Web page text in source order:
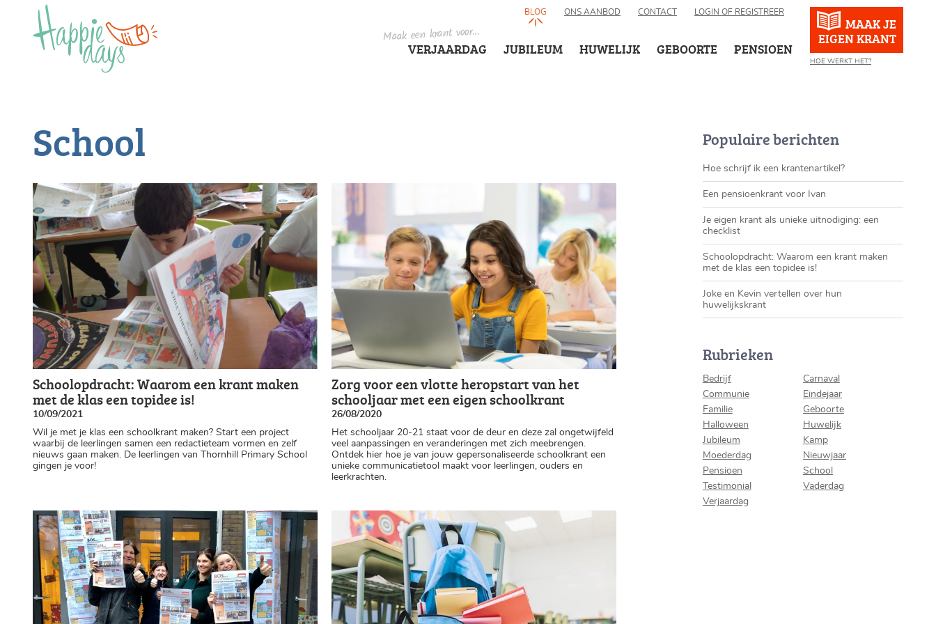
Maak een krant voor...
VERJAARDAG JUBILEUM HUWELIJK GEBOORTE PENSIOEN
MAAK JE
EIGEN KRANT
HOE WERKT HET?
BLOG ONS AANBOD CONTACT LOGIN OF REGISTREER
School
Schoolopdracht: Waarom een krant maken
met de klas een topidee is!
10/09/2021
Wil je met je klas een schoolkrant maken? Start een project
waarbij de leerlingen samen een redactieteam vormen en zelf
nieuws gaan maken. De leerlingen van Thornhill Primary School
gingen je voor!
Zorg voor een vlotte heropstart van het
schooljaar met een eigen schoolkrant
26/08/2020
Het schooljaar 20-21 staat voor de deur en deze zal ongetwijfeld
veel aanpassingen en veranderingen met zich meebrengen.
Ontdek hier hoe je van jouw gepersonaliseerde schoolkrant een
unieke communicatietool maakt voor leerlingen, ouders en
leerkrachten.
Populaire berichten
Hoe schrijf ik een krantenartikel?
Een pensioenkrant voor Ivan
Je eigen krant als unieke uitnodiging: een
checklist
Schoolopdracht: Waarom een krant maken
met de klas een topidee is!
Joke en Kevin vertellen over hun
huwelijkskrant
Rubrieken
Bedrijf
Carnaval
Communie
Eindejaar
Familie
Geboorte
Halloween
Huwelijk
Jubileum
Kamp
Moederdag
Nieuwjaar
Pensioen
School
Testimonial
Vaderdag
Verjaardag